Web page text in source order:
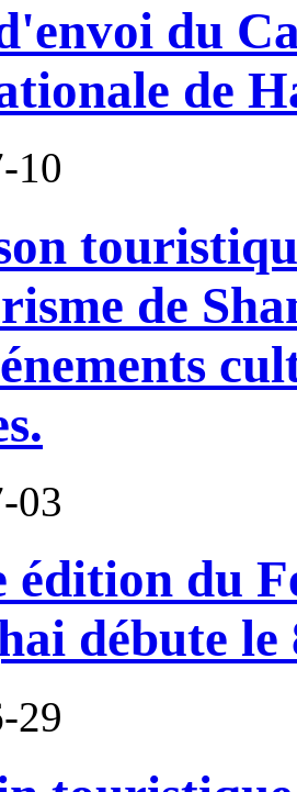
du
de
10
de
03
édition du
débute
29